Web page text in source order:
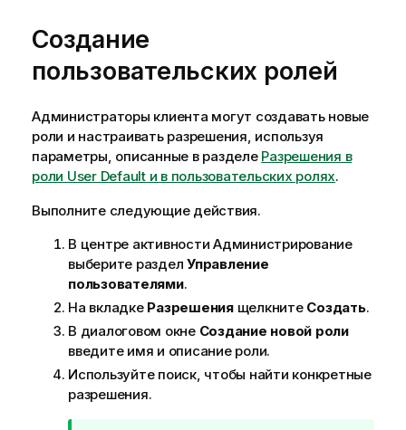
ф
о
р
а
ц
и
и
Создание
пользовательских ролей
Администраторы клиента могут создавать новые
роли и настраивать разрешения, используя
параметры, описанные в разделе Разрешения в
роли User Default и в пользовательских ролях.
Выполните следующие действия.
В центре активности Администрирование
выберите раздел Управление
пользователями.
На вкладке Разрешениящелкните Создать.
В диалоговом окне Создание новой роли
введите имя и описание роли.
Используйте поиск, чтобы найти конкретные
разрешения.